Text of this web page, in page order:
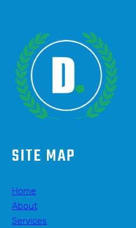
SITE MAP
Home
About
Services